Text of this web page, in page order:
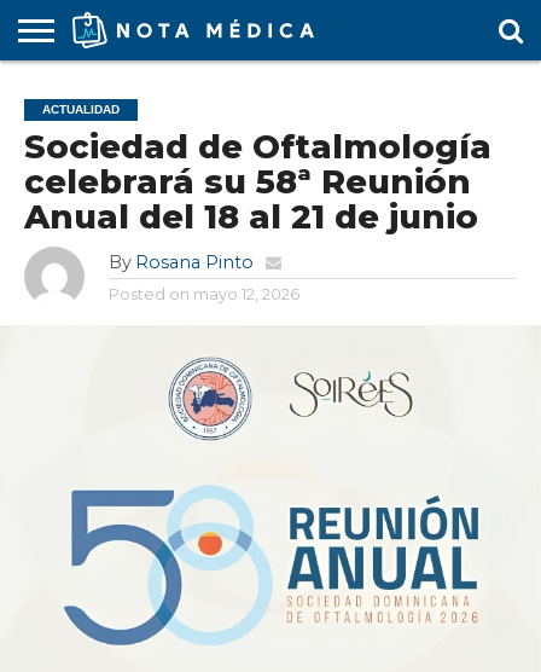
MÉDICA
ARS
ARTÍCULO
ACTUALIDAD
COLEGIO
MÉDICO
COVID-
19
EDUCACIÓN
MÉDICA
ESTUDIANTES
FARMACÉUTICAS
GUBERNAMENTAL
HOSPITALES
Y CLÍNICAS
MARKETING
MÉDICO
RESIDENTES
SALUD
LABORAL
SOCIEDADES
MÉDICAS
TURISMO
MÉDICO
VÍDEOS
ACTUALIDAD
Sociedad de Oftalmología
celebrará su 58ª Reunión
Anual del 18 al 21 de junio
By Rosana Pinto
Posted on mayo 12, 2026